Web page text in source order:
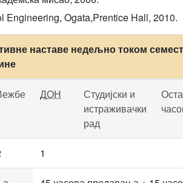
Engineering, Ogata,Prentice Hall, 2010.
наставе недељно током
ДОН
Студијски и
истраживачки
рад
1